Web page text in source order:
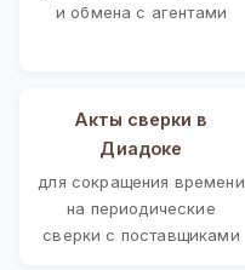
и обмена с агентами
Акты сверки в
Диадоке
для сокращения времени
на периодические
сверки с поставщиками